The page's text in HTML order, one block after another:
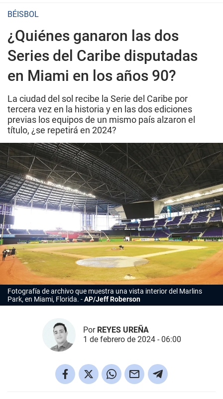
BÉISBOL
¿Quiénes ganaron las dos
Series del Caribe disputadas
en Miami en los años 90?
La ciudad del sol recibe la Serie del Caribe por
tercera vez en la historia y en las dos ediciones
previas los equipos de un mismo país alzaron el
título, ¿se repetirá en 2024?
Fotografía de archivo que muestra una vista interior del Marlins
Park, en Miami, Florida.
AP/Jeff Roberson
Por REYES UREÑA
1 de febrero de 2024 - 06:00